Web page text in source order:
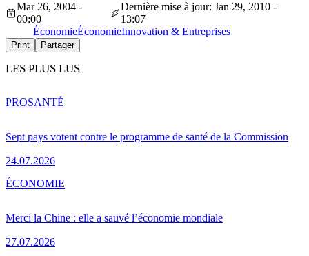
Mar 26, 2004 -
00:00
Dernière mise à jour: Jan 29, 2010 -
13:07
ÉconomieÉconomieInnovation & Entreprises
Print Partager
LES PLUS LUS
Sept pays votent contre le programme de santé de la Commission
24.07.2026
PROSANTÉ
Merci la Chine : elle a sauvé l’économie mondiale
27.07.2026
ÉCONOMIE